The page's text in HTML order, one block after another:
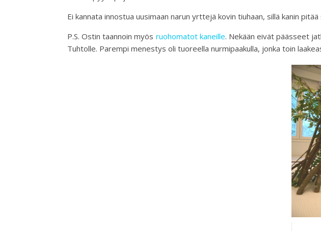
Ei kannata innostua uusimaan narun yrttejä kovin tiuhaan, sillä kanin
P.S. Ostin taannoin myös ruohomatot kaneille. Nekään eivät päässeet
Tuhtolle. Parempi menestys oli tuoreella nurmipaakulla, jonka toin